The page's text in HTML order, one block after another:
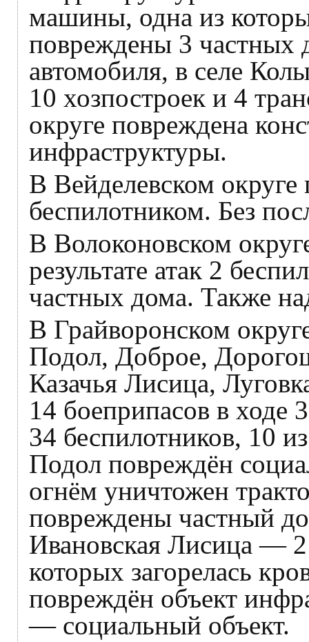
машины, одна из
повреждены 3 частных
автомобиля, в селе
10 хозпостроек и 4
округе повреждена
инфраструктуры.
В Вейделевском округе
беспилотником. Без
В Волоконовском
результате атак 2
частных дома. Также
В Грайворонском
Подол, Доброе,
Казачья Лисица,
14 боеприпасов в ходе
34 беспилотников, 10
Подол повреждён
огнём уничтожен
повреждены частный
Ивановская Лисица —
которых загорелась
повреждён объект
— социальный объект.